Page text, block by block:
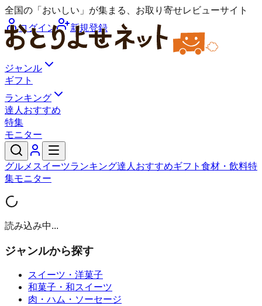
全国の「おいしい」が集まる、お取り寄せレビューサイト
ログイン
新規登録
ジャンル
ギフト
ランキング
達人おすすめ
特集
モニター
グルメ スイーツランキング達人おすすめギフト 食材・飲料特
集モニター
読み込み中...
ジャンルから探す
スイーツ・洋菓子
和菓子・和スイーツ
肉・ハム・ソーセージ